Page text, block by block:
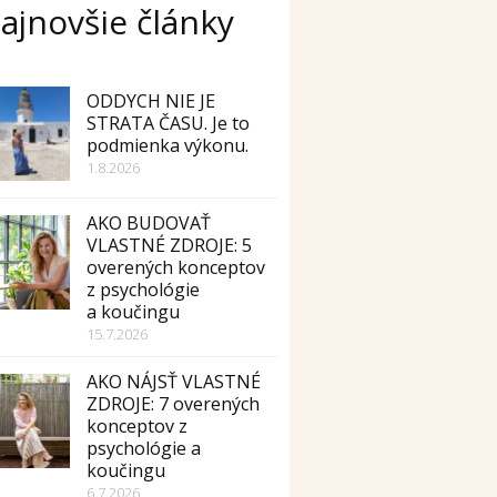
články
ODDYCH NIE JE
STRATA ČASU. Je to
podmienka výkonu.
1.8.2026
AKO BUDOVAŤ
VLASTNÉ ZDROJE: 5
overených konceptov
z psychológie
a koučingu
15.7.2026
AKO NÁJSŤ VLASTNÉ
ZDROJE: 7 overených
konceptov z
psychológie a
koučingu
6.7.2026